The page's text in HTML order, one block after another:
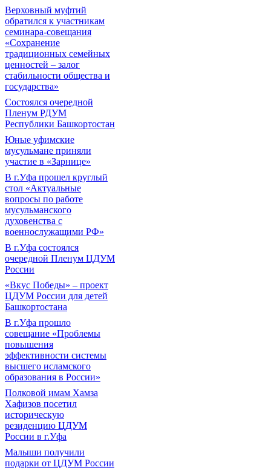
Верховный муфтий
обратился к участникам
семинара-совещания
«Сохранение
традиционных семейных
ценностей – залог
стабильности общества и
государства»
Состоялся очередной
Пленум РДУМ
Республики Башкортостан
Юные уфимские
мусульмане приняли
участие в «Зарнице»
В г.Уфа прошел круглый
стол «Актуальные
вопросы по работе
мусульманского
духовенства с
военнослужащими РФ»
В г.Уфа состоялся
очередной Пленум ЦДУМ
России
«Вкус Победы» – проект
ЦДУМ России для детей
Башкортостана
В г.Уфа прошло
совещание «Проблемы
повышения
эффективности системы
высшего исламского
образования в России»
Полковой имам Хамза
Хафизов посетил
историческую
резиденцию ЦДУМ
России в г.Уфа
Малыши получили
подарки от ЦДУМ России